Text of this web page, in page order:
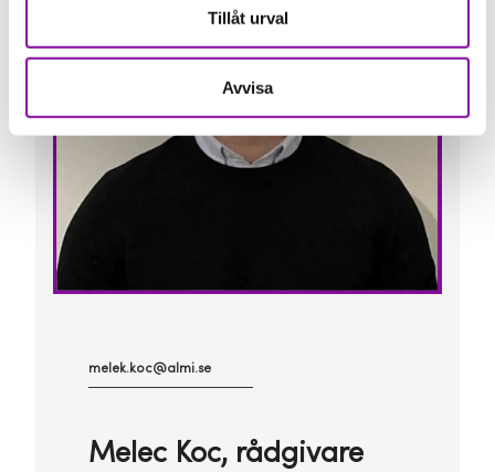
Tillåt urval
Avvisa
melek.koc@almi.se
Melec Koc, rådgivare